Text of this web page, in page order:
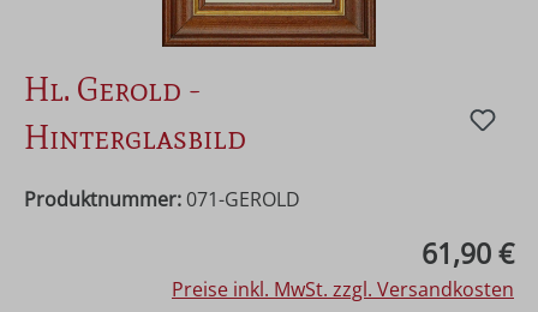
Hl. Gerold -
Hinterglasbild
Produktnummer: 071-GEROLD
61,90 €
Preise inkl. MwSt. zzgl. Versandkosten